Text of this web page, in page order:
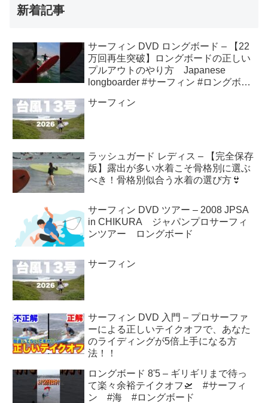
新着記事
サーフィン DVD ロングボード – 【22
万回再生突破】ロングボードの正しい
プルアウトのやり方 Japanese
longboarder #サーフィン #ロングボー
サーフィン
ラッシュガード レディス – 【完全保存
版】露出が多い水着こそ骨格別に選ぶ
べき！骨格別似合う水着の選び方👙
サーフィン DVD ツアー – 2008 JPSA
in CHIKURA ジャパンプロサーフィ
ンツアー ロングボード
サーフィン
サーフィン DVD 入門 – プロサーファ
ーによる正しいテイクオフで、あなた
のライディングが5倍上手になる方
法！！
ロングボード 8'5 – ギリギリまで待っ
て楽々余裕テイクオフ🛫 #サーフィ
ン #海 #ロングボード